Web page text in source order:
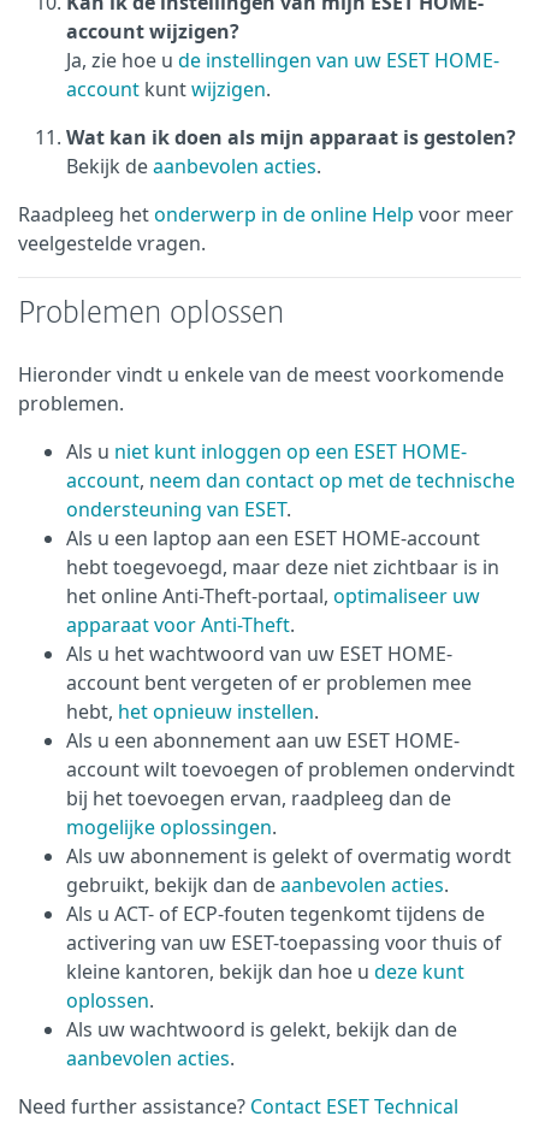
account wijzigen?
Ja, zie hoe u de instellingen van uw ESET HOME-
account kuntwijzigen.
Wat kan ik doen als mijn apparaat is gestolen?
Bekijk deaanbevolen acties.
Raadpleeg hetonderwerp in de online Help voor meer
veelgestelde vragen.
Problemen oplossen
Hieronder vindt u enkele van de meest voorkomende
problemen.
Als u niet kunt inloggen op een ESET HOME-
account, neem dan contact op met de technische
ondersteuning van ESET.
Als u een laptop aan een ESET HOME-account
hebt toegevoegd, maar deze niet zichtbaar is in
het online Anti-Theft-portaal, optimaliseer uw
apparaat voor Anti-Theft.
Als u het wachtwoord van uw ESET HOME-
account bent vergeten of er problemen mee
hebt, het opnieuw instellen.
Als u een abonnement aan uw ESET HOME-
account wilt toevoegen of problemen ondervindt
bij het toevoegen ervan, raadpleeg dan de
mogelijke oplossingen.
Als uw abonnement is gelekt of overmatig wordt
gebruikt, bekijk dan deaanbevolen acties.
Als u ACT- of ECP-fouten tegenkomt tijdens de
activering van uw ESET-toepassing voor thuis of
kleine kantoren, bekijk dan hoe u deze kunt
oplossen.
Als uw wachtwoord is gelekt, bekijk dan de
aanbevolen acties.
Need further assistance? Contact ESET Technical